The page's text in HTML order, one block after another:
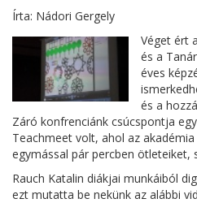
Írta: Nádori Gergely
Véget ért
és a
éves
és a
Záró konfrenciánk csúcspontja
Teachmeet volt, ahol az
egymással pár percben ötleteiket,
Rauch Katalin diákjai munkáiból
ezt mutatta be nekünk az alábbi